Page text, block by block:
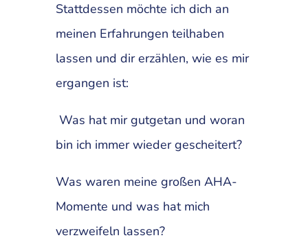
Stattdessen möchte ich dich an
meinen Erfahrungen teilhaben
lassen und dir erzählen, wie es mir
ergangen ist:
Was hat mir gutgetan und woran
bin ich immer wieder gescheitert?
Was waren meine großen AHA-
Momente und was hat mich
verzweifeln lassen?